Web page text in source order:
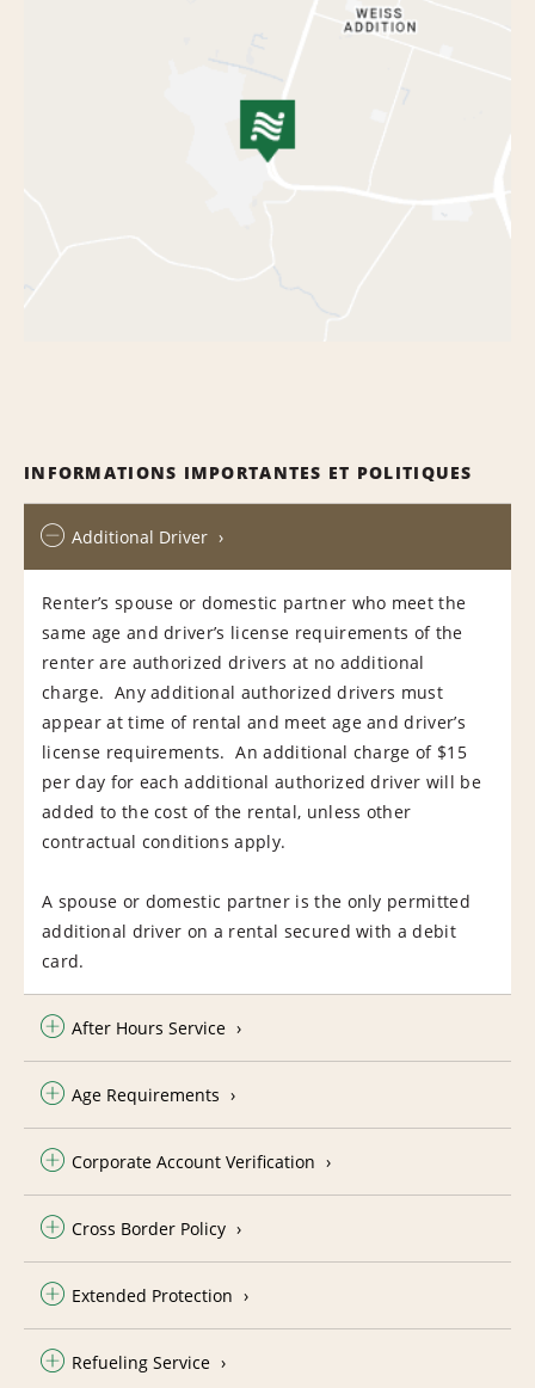
INFORMATIONS IMPORTANTES ET POLITIQUES
Additional Driver
Renter’s spouse or domestic partner who meet the
same age and driver’s license requirements of the
renter are authorized drivers at no additional
charge. Any additional authorized drivers must
appear at time of rental and meet age and driver’s
license requirements. An additional charge of $15
per day for each additional authorized driver will be
added to the cost of the rental, unless other
contractual conditions apply.
A spouse or domestic partner is the only permitted
additional driver on a rental secured with a debit
card.
After Hours Service
Age Requirements
Corporate Account Verification
Cross Border Policy
Extended Protection
Refueling Service